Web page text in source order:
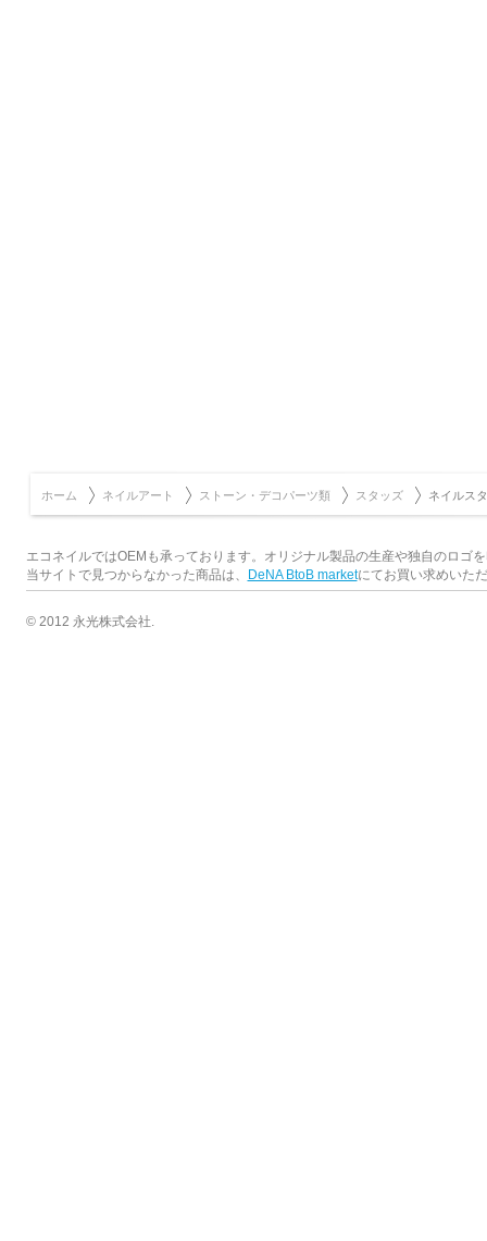
ホーム ネイルアート ストーン・デコパーツ類 スタッズ ネイルス
エコネイルではOEMも承っております。オリジナル製品の生産や独自のロゴ
当サイトで見つからなかった商品は、
DeNA BtoB marketにてお買い求めいた
© 2012 永光株式会社.